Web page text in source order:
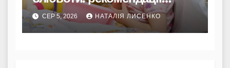
Комаровського
СЕР 5, 2026 НАТАЛІЯ ЛИСЕНКО